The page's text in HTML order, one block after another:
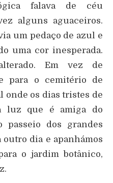
falava de céu
alguns aguaceiros.
um pedaço de azul e
uma cor inesperada.
Em vez de
para o cemitério de
onde os dias tristes de
luz que é amiga do
passeio dos grandes
dia e apanhámos
o jardim botânico,